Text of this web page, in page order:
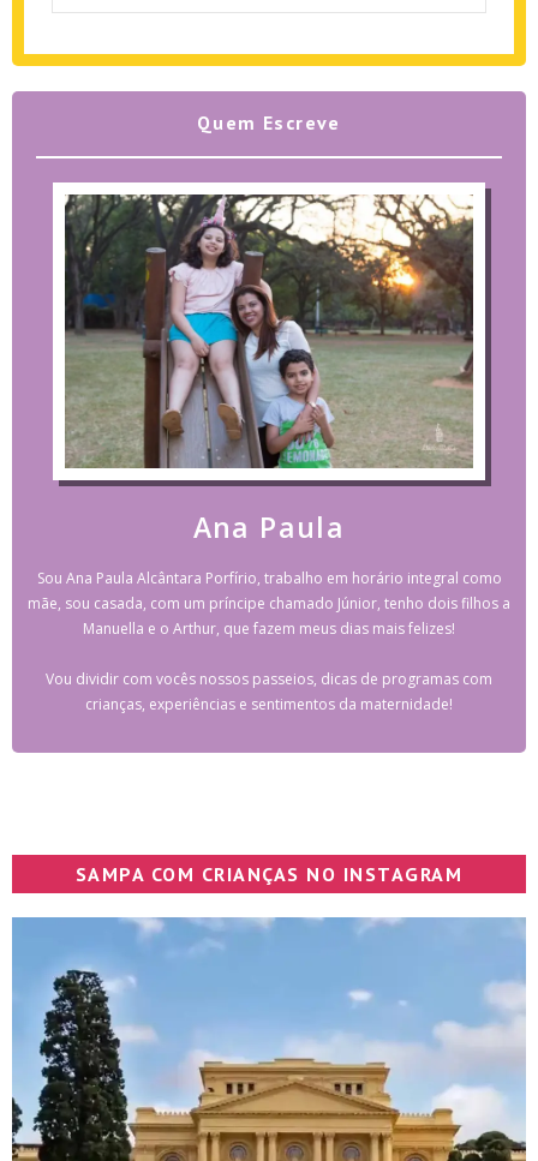
Quem Escreve
Ana Paula
Sou Ana Paula Alcântara Porfírio, trabalho em horário integral como
mãe, sou casada, com um príncipe chamado Júnior, tenho dois filhos a
Manuella e o Arthur, que fazem meus dias mais felizes!
Vou dividir com vocês nossos passeios, dicas de programas com
crianças, experiências e sentimentos da maternidade!
SAMPA COM CRIANÇAS NO INSTAGRAM